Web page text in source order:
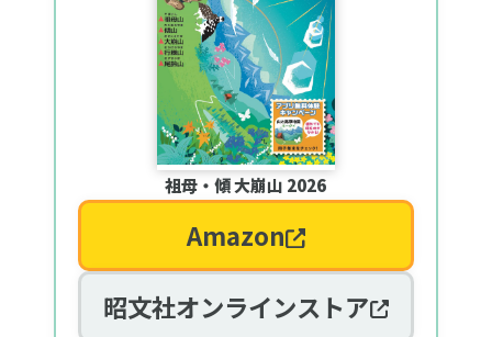
祖母・傾 大崩山 2026
Amazon
昭文社オンラインストア